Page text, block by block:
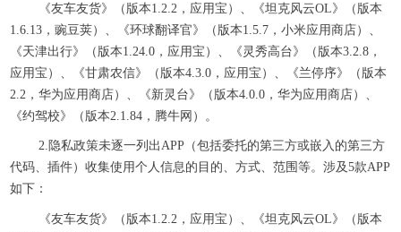
《友车友货》（版本1.2.2，应用宝）、《坦克风云OL》（版本
1.6.13，豌豆荚）、《环球翻译官》（版本1.5.7，小米应用商店）、
《天津出行》（版本1.24.0，应用宝）、《灵秀高台》（版本3.2.8，
应用宝）、《甘肃农信》（版本4.3.0，应用宝）、《兰停序》（版本
2.2，华为应用商店）、《新灵台》（版本4.0.0，华为应用商店）、
《约驾校》（版本2.1.84，腾牛网）。
2.隐私政策未逐一列出APP（包括委托的第三方或嵌入的第三方
代码、插件）收集使用个人信息的目的、方式、范围等。涉及5款APP
如下：
《友车友货》（版本1.2.2，应用宝）、《坦克风云OL》（版本